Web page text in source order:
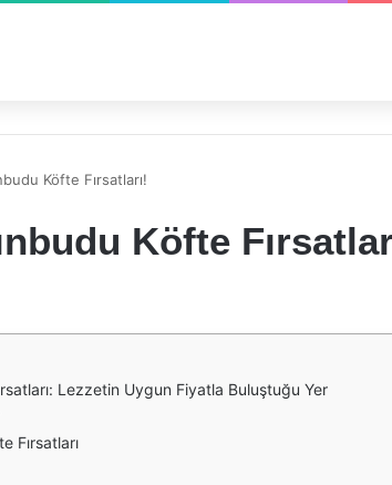
Köfte Fırsatları!
Köfte
Lezzetin Uygun Fiyatla Buluştuğu Yer
Fırsatları